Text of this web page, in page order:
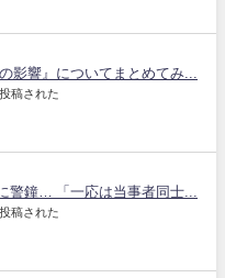
影響』についてまとめてみ...
稿された
警鐘… 「一応は当事者同士...
稿された